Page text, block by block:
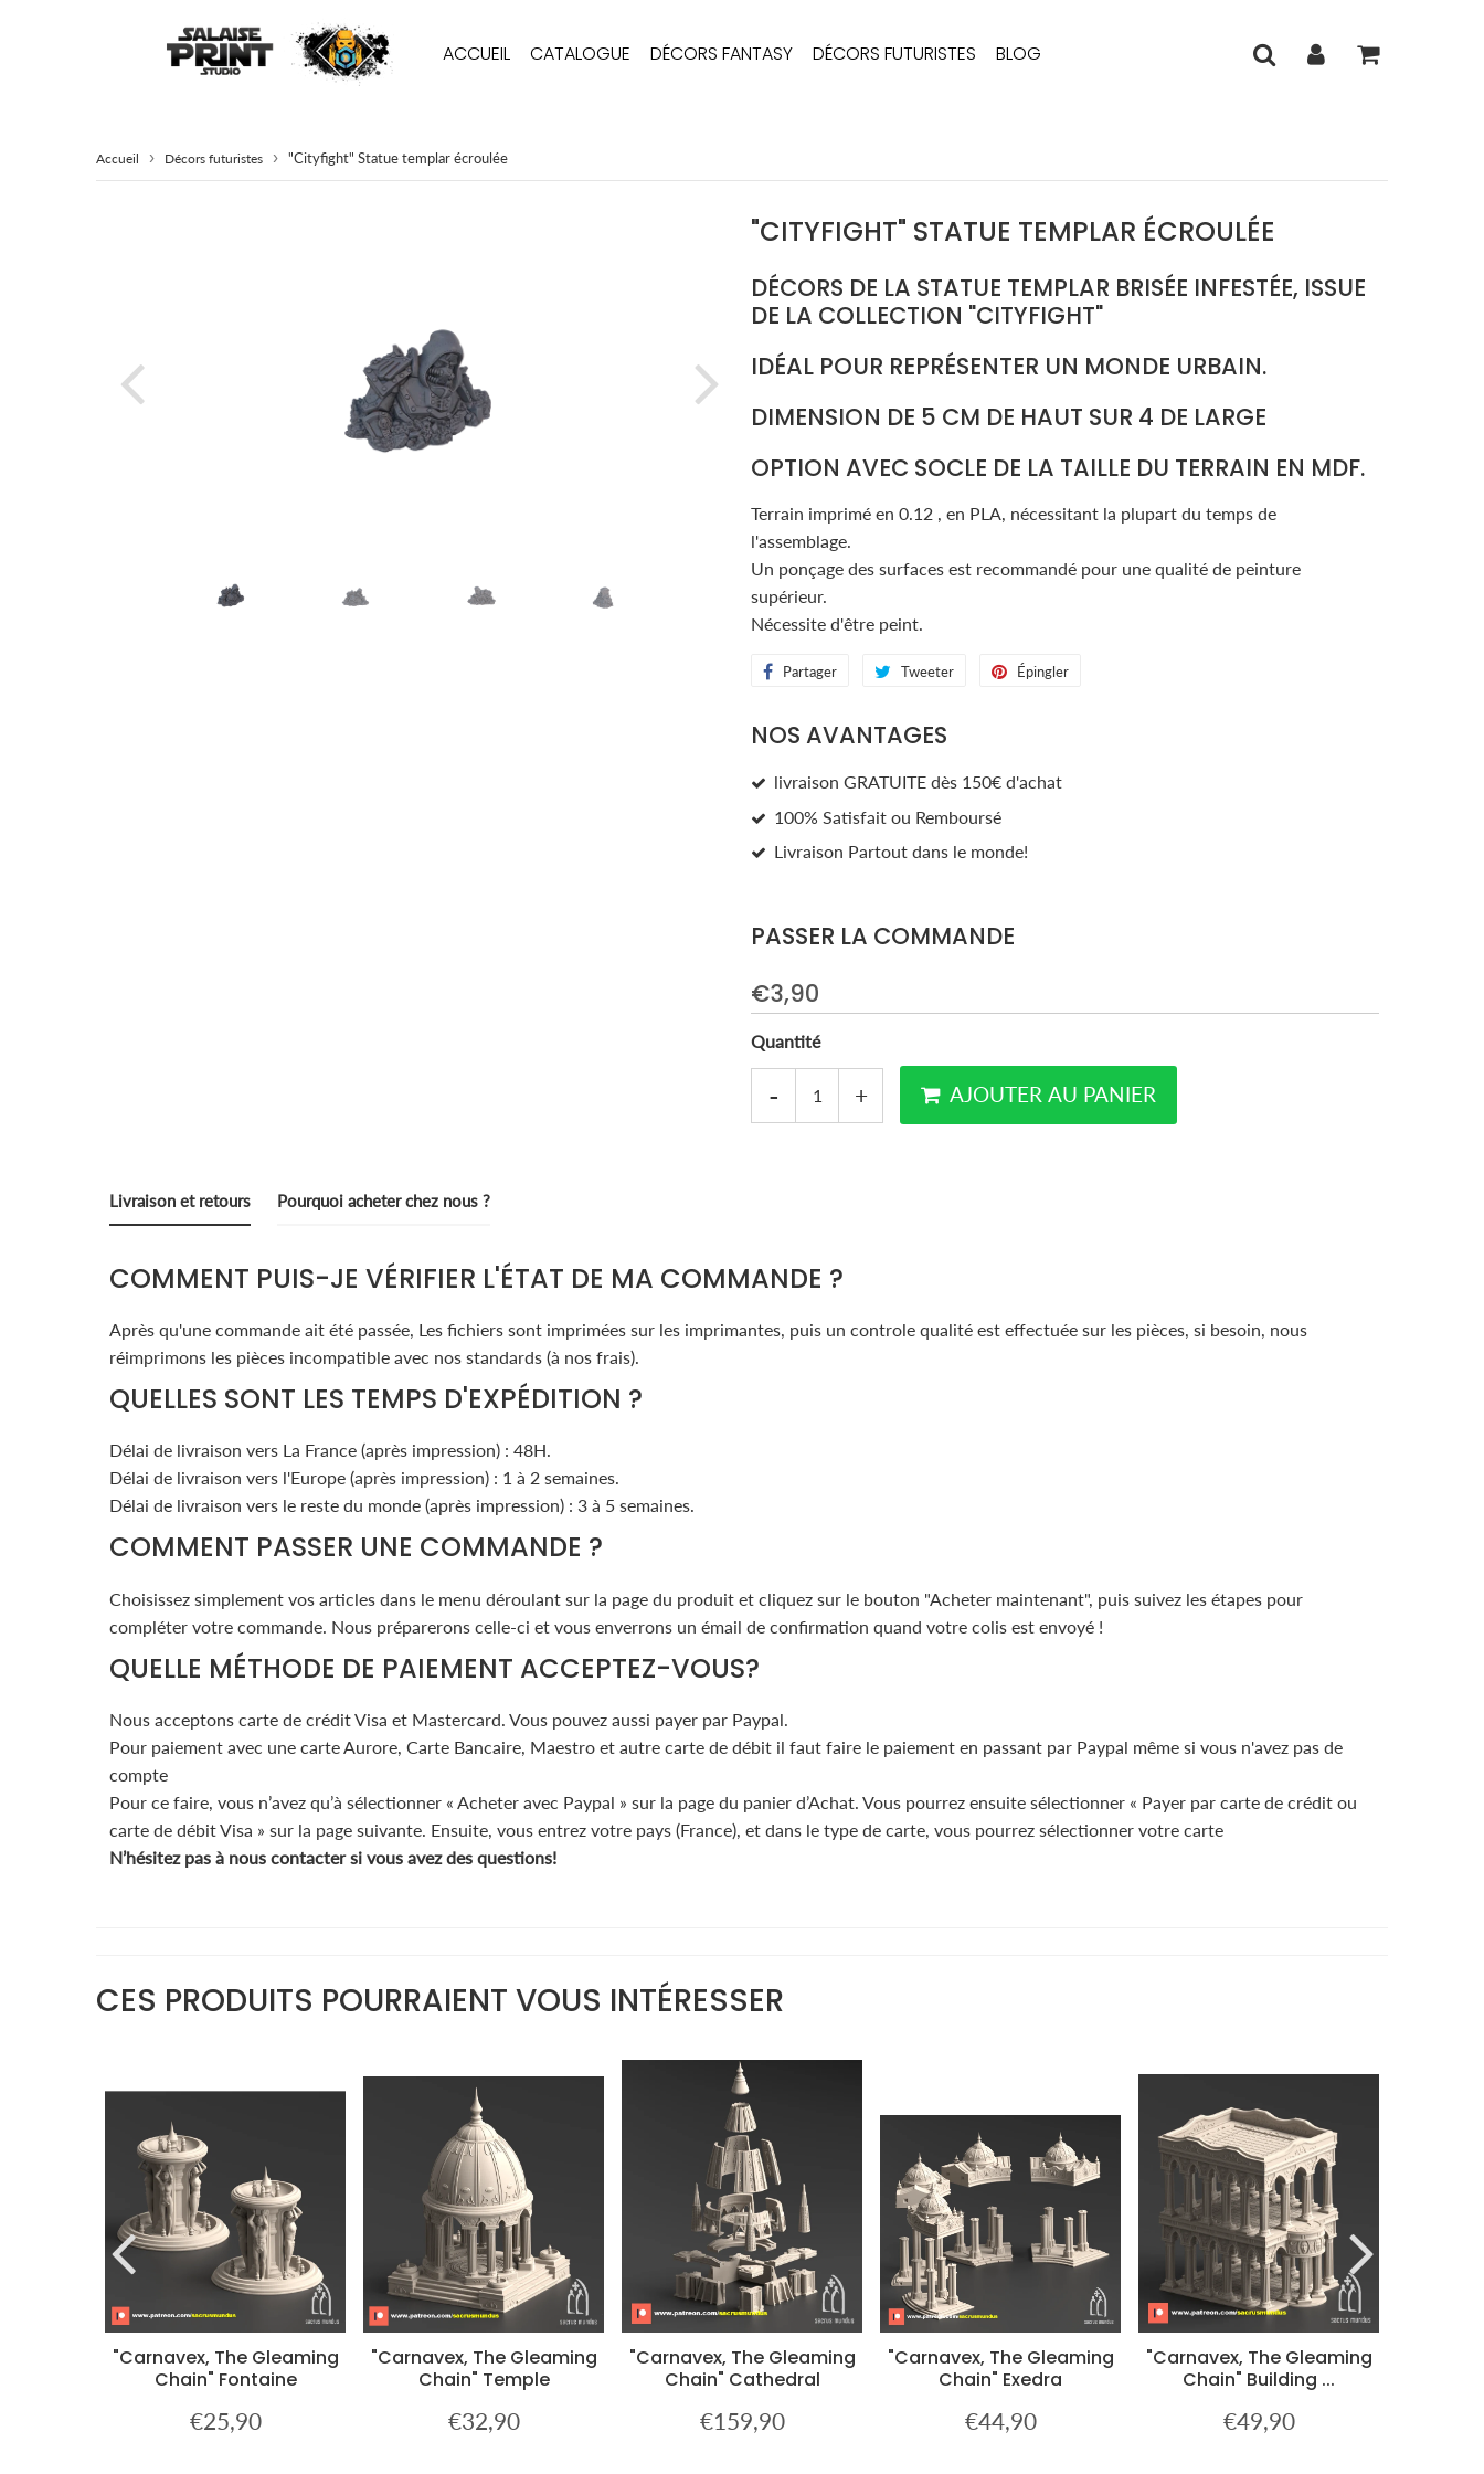
ACCUEIL CATALOGUE DÉCORS FANTASY DÉCORS FUTURISTES BLOG
Accueil › Décors futuristes › "Cityfight" Statue templar écroulée
"CITYFIGHT" STATUE TEMPLAR ÉCROULÉE
DÉCORS DE LA STATUE TEMPLAR BRISÉE INFESTÉE, ISSUE
DE LA COLLECTION "CITYFIGHT"
IDÉAL POUR REPRÉSENTER UN MONDE URBAIN.
DIMENSION DE 5 CM DE HAUT SUR 4 DE LARGE
OPTION AVEC SOCLE DE LA TAILLE DU TERRAIN EN MDF.
Terrain imprimé en 0.12 , en PLA, nécessitant la plupart du temps de
l'assemblage.
Un ponçage des surfaces est recommandé pour une qualité de peinture
supérieur.
Nécessite d'être peint.
Partager
Partager
Facebook
Tweeter
Tweeter Épingler
NOS AVANTAGES
livraison GRATUITE dès 150€ d'achat
100% Satisfait ou Remboursé
Livraison Partout dans le monde!
PASSER LA COMMANDE
€3,90
Quantité
+
- AJOUTER AU PANIER
Livraison et retours Pourquoi acheter chez nous ?
COMMENT PUIS-JE VÉRIFIER L'ÉTAT DE MA COMMANDE ?
Après qu'une commande ait été passée, Les fichiers sont imprimées sur les imprimantes, puis un controle qualité est effectuée sur les pièces, si besoin, nous
réimprimons les pièces incompatible avec nos standards (à nos frais).
QUELLES SONT LES TEMPS D'EXPÉDITION ?
Délai de livraison vers La France (après impression) : 48H.
Délai de livraison vers l'Europe (après impression) : 1 à 2 semaines.
Délai de livraison vers le reste du monde (après impression) : 3 à 5 semaines.
COMMENT PASSER UNE COMMANDE ?
Choisissez simplement vos articles dans le menu déroulant sur la page du produit et cliquez sur le bouton "Acheter maintenant", puis suivez les étapes pour
compléter votre commande. Nous préparerons celle-ci et vous enverrons un émail de confirmation quand votre colis est envoyé !
QUELLE MÉTHODE DE PAIEMENT ACCEPTEZ-VOUS?
Nous acceptons carte de crédit Visa et Mastercard. Vous pouvez aussi payer par Paypal.
Pour paiement avec une carte Aurore, Carte Bancaire, Maestro et autre carte de débit il faut faire le paiement en passant par Paypal même si vous n'avez pas de
compte
Pour ce faire, vous n’avez qu’à sélectionner « Acheter avec Paypal » sur la page du panier d’Achat. Vous pourrez ensuite sélectionner « Payer par carte de crédit ou
carte de débit Visa » sur la page suivante. Ensuite, vous entrez votre pays (France), et dans le type de carte, vous pourrez sélectionner votre carte
N’hésitez pas à nous contacter si vous avez des questions!
CES PRODUITS POURRAIENT VOUS INTÉRESSER
"Carnavex, The Gleaming
Chain" Fontaine
Prix
€25,90€25,90
"Carnavex, The Gleaming
Chain" Temple
Prix
€32,90€32,90
"Carnavex, The Gleaming
Chain" Cathedral
Prix
€159,90€159,90
"Carnavex, The Gleaming
Chain" Exedra
Prix
€44,90€44,90
"Carnavex, The Gleaming
Chain" Building ...
Prix
€49,90€49,90